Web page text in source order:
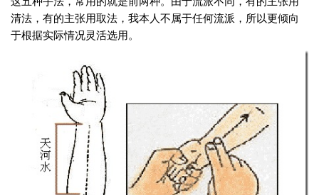
清法，有的主张用取法，我本人不属于任何流派，所以更倾向
于根据实际情况灵活选用。